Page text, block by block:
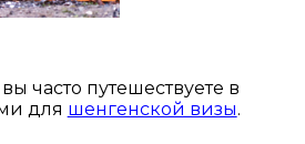
часто путешествуете в
для шенгенской визы.